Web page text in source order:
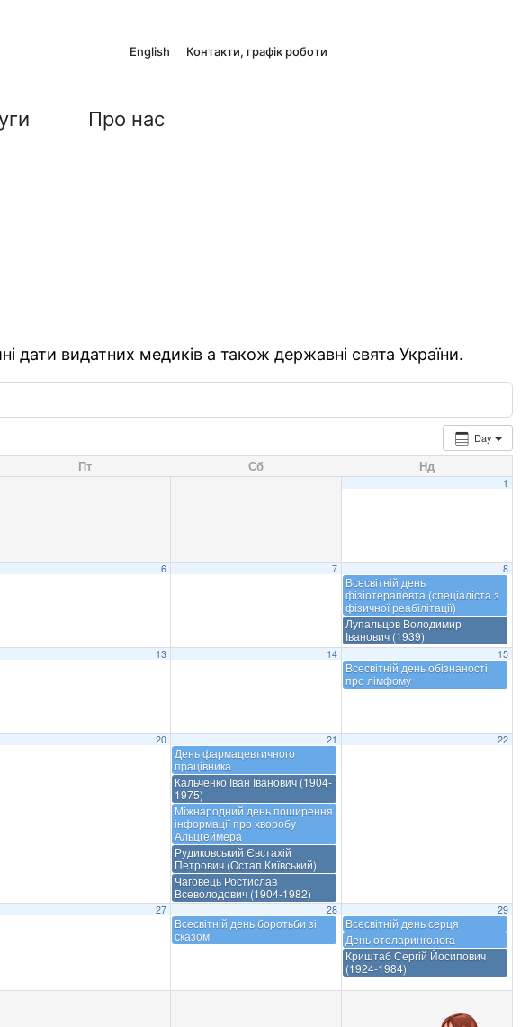
English Контакти, графік роботи
Про нас
дати видатних медиків а також державні свята України.
Day
Пт Сб Нд
1
6 7 8
Всесвітній день
фізіотерапевта (спеціаліста з
фізичної реабілітації)
Лупальцов Володимир
Іванович (1939)
13 14 15
Всесвітній день обізнаності
про лімфому
20 21
День фармацевтичного
працівника
Кальченко Іван Іванович (1904-
1975)
Міжнародний день поширення
інформації про хворобу
Альцгеймера
Рудиковський Євстахій
Петрович (Остап Київський)
Чаговець Ростислав
Всеволодович (1904-1982)
22
27 28
Всесвітній день боротьби зі
сказом
29
Всесвітній день серця
День отоларинголога
Криштаб Сергій Йосипович
(1924-1984)